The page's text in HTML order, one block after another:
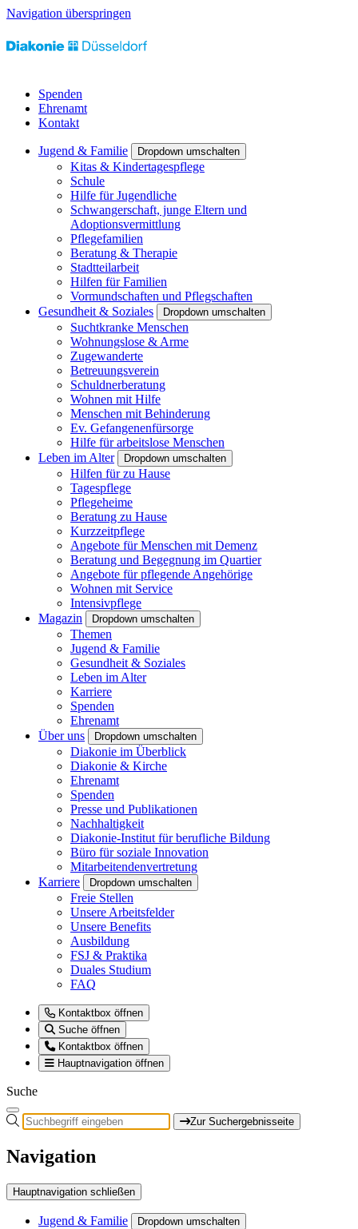
Navigation überspringen
Spenden
Ehrenamt
Kontakt
Jugend & Familie Dropdown umschalten
Kitas & Kindertagespflege
Schule
Hilfe für Jugendliche
Schwangerschaft, junge Eltern und
Adoptionsvermittlung
Pflegefamilien
Beratung & Therapie
Stadtteilarbeit
Hilfen für Familien
Vormundschaften und Pflegschaften
Gesundheit & Soziales
Dropdown umschalten
Suchtkranke Menschen
Wohnungslose & Arme
Zugewanderte
Betreuungsverein
Schuldnerberatung
Wohnen mit Hilfe
Menschen mit Behinderung
Ev. Gefangenenfürsorge
Hilfe für arbeitslose Menschen
Leben im Alter
Dropdown umschalten
Hilfen für zu Hause
Tagespflege
Pflegeheime
Beratung zu Hause
Kurzzeitpflege
Angebote für Menschen mit Demenz
Beratung und Begegnung im Quartier
Angebote für pflegende Angehörige
Wohnen mit Service
Intensivpflege
Magazin
Dropdown umschalten
Themen
Jugend & Familie
Gesundheit & Soziales
Leben im Alter
Karriere
Spenden
Ehrenamt
Über uns
Dropdown umschalten
Diakonie im Überblick
Diakonie & Kirche
Ehrenamt
Spenden
Presse und Publikationen
Nachhaltigkeit
Diakonie-Institut für berufliche Bildung
Büro für soziale Innovation
Mitarbeitendenvertretung
Karriere
Dropdown umschalten
Freie Stellen
Unsere Arbeitsfelder
Unsere Benefits
Ausbildung
FSJ & Praktika
Duales Studium
FAQ
Kontaktbox öffnen
Suche öffnen
Kontaktbox öffnen
Hauptnavigation öffnen
Suche
Zur Suchergebnisseite
Navigation
Hauptnavigation schließen
Jugend & Familie Dropdown umschalten